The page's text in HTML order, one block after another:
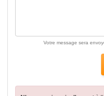
Votre message sera